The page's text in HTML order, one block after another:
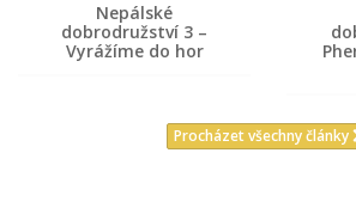
Nepálské
dobrodružství 3 –
Vyrážíme do hor
Procházet všechny články